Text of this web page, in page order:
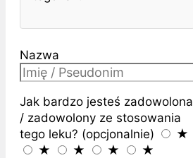
Nazwa
Jak bardzo jesteś zadowolona
/ zadowolony ze stosowania
tego leku? (opcjonalnie)
★
★
★ ★ ★